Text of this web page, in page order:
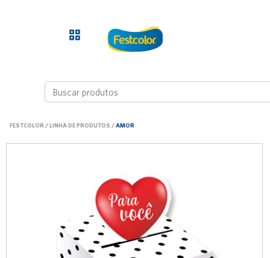
FESTCOLOR /LINHA DE PRODUTOS /AMOR